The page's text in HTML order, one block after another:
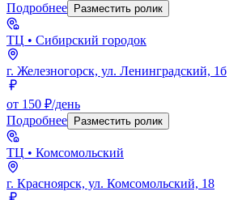
Подробнее
Разместить ролик
ТЦ • Сибирский городок
г. Железногорск, ул. Ленинградский, 1б
от 150 ₽/день
Подробнее
Разместить ролик
ТЦ • Комсомольский
г. Красноярск, ул. Комсомольский, 18